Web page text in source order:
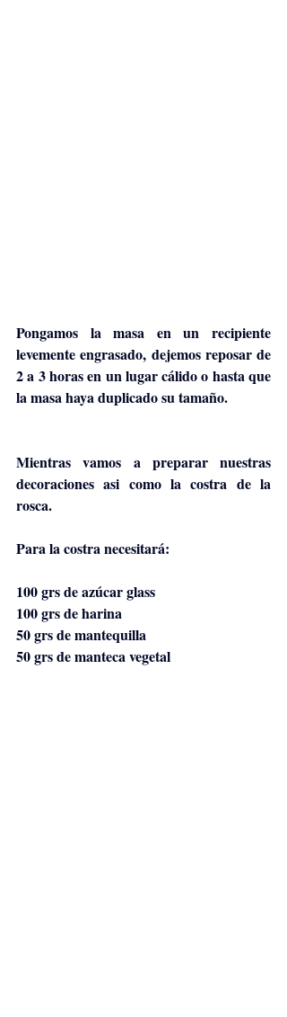
Pongamos la masa en un recipiente
levemente engrasado, dejemos reposar de
2 a 3 horas en un lugar cálido o hasta que
la masa haya duplicado su tamaño.
Mientras vamos a preparar nuestras
decoraciones asi como la costra de la
rosca.
Para la costra necesitará:
100 grs de azúcar glass
100 grs de harina
50 grs de mantequilla
50 grs de manteca vegetal